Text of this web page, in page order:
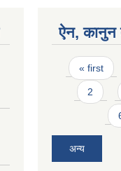
ऐन, कानुन
Pages
« first
2
अन्य